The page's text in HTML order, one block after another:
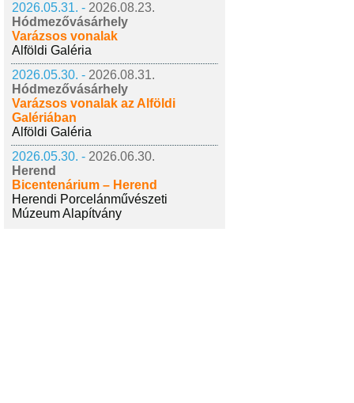
2026.05.31. - 2026.08.23.
Hódmezővásárhely
Varázsos vonalak
Alföldi Galéria
2026.05.30. - 2026.08.31.
Hódmezővásárhely
Varázsos vonalak az Alföldi
Galériában
Alföldi Galéria
2026.05.30. - 2026.06.30.
Herend
Bicentenárium – Herend
Herendi Porcelánművészeti
Múzeum Alapítvány